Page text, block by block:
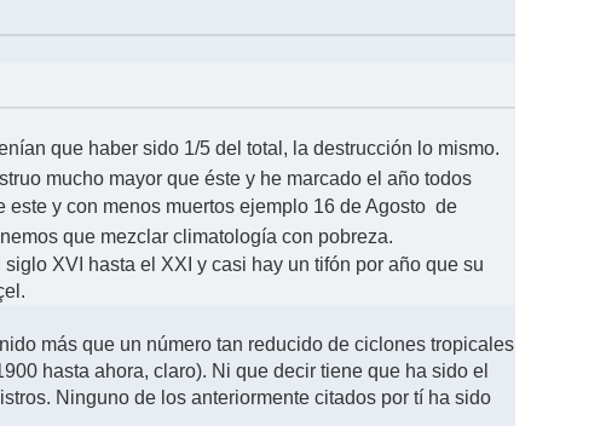
que haber sido 1/5 del total, la destrucción lo mismo.
mucho mayor que éste y he marcado el año todos
y con menos muertos ejemplo 16 de Agosto de
que mezclar climatología con pobreza.
XVI hasta el XXI y casi hay un tifón por año que su
más que un número tan reducido de ciclones tropicales
hasta ahora, claro). Ni que decir tiene que ha sido el
Ninguno de los anteriormente citados por tí ha sido